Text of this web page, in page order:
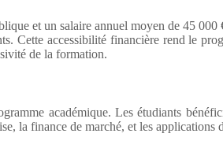
et un salaire annuel moyen de 45 000
Cette accessibilité financière rend le
de la formation.
académique. Les étudiants
la finance de marché, et les applications